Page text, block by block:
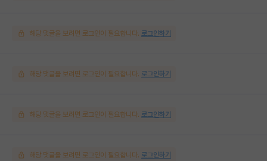
해당 댓글을 보려면 로그인이 필요합니다. 로그인하기
해당 댓글을 보려면 로그인이 필요합니다. 로그인하기
해당 댓글을 보려면 로그인이 필요합니다. 로그인하기
해당 댓글을 보려면 로그인이 필요합니다. 로그인하기